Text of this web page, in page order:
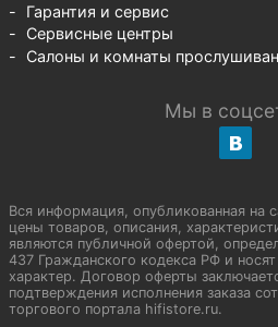
Гарантия и сервис
Сервисные центры
Салоны и комнаты
Мы в
Вся информация, опубликованная на
цены товаров, описания,
являются публичной офертой,
437 Гражданского кодекса РФ и
характер. Договор оферты
подтверждения исполнения заказа
торгового портала hifistore.ru.